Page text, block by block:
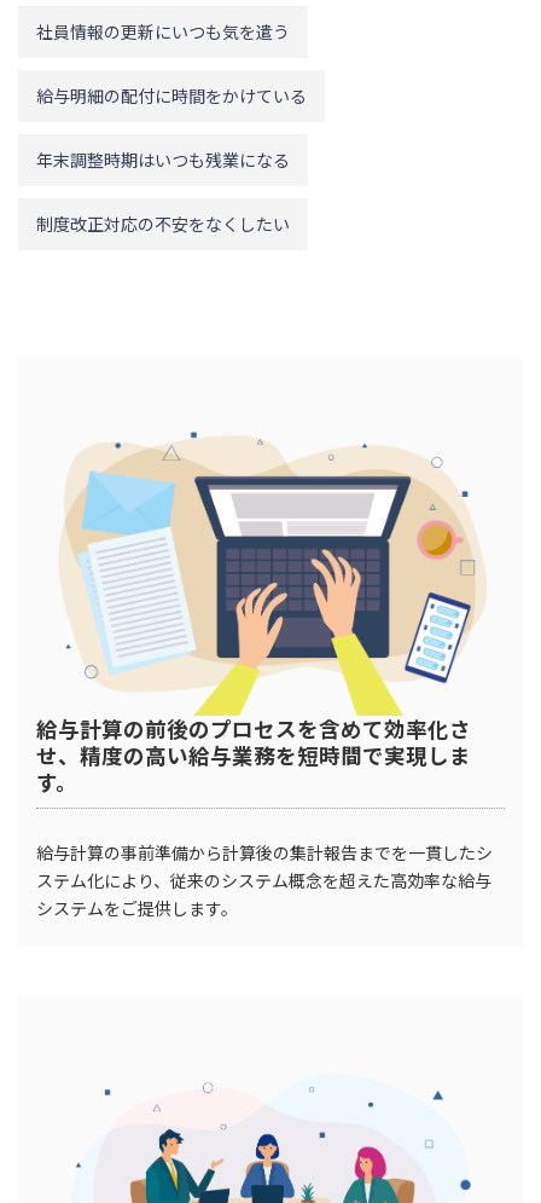
社員情報の更新にいつも気を遣う
給与明細の配付に時間をかけている
年末調整時期はいつも残業になる
制度改正対応の不安をなくしたい
給与計算の前後のプロセスを含めて効率化さ
せ、精度の高い給与業務を短時間で実現しま
す。
給与計算の事前準備から計算後の集計報告までを一貫したシ
ステム化により、従来のシステム概念を超えた高効率な給与
システムをご提供します。